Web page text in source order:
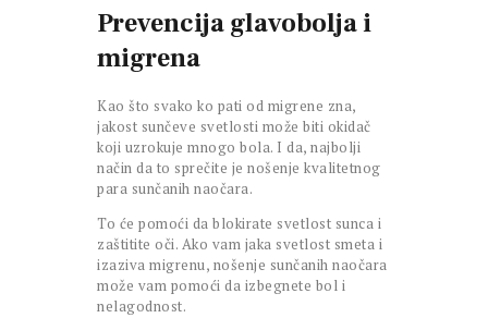
Prevencija glavobolja i
migrena
Kao što svako ko pati od migrene zna,
jakost sunčeve svetlosti može biti okidač
koji uzrokuje mnogo bola. I da, najbolji
način da to sprečite je nošenje kvalitetnog
para sunčanih naočara.
To će pomoći da blokirate svetlost sunca i
zaštitite oči. Ako vam jaka svetlost smeta i
izaziva migrenu, nošenje sunčanih naočara
može vam pomoći da izbegnete bol i
nelagodnost.